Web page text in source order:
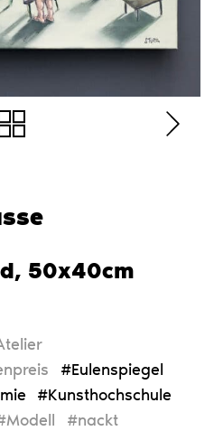
50x40cm
#Eulenspiegel
#Kunsthochschule
#nackt